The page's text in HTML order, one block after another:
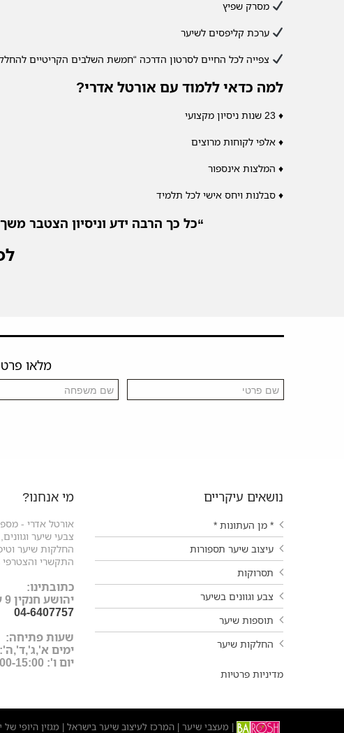
מסרק שפיץ
ערכת קליפסים לשיער
צפייה לכל החיים לסרטון הדרכה “חמשת השלבים הקריטיים
למה כדאי ללמוד עם אורטל אדרי?
♦ 23 שנות ניסיון מקצועי
♦ אלפי לקוחות מרוצים
♦ המלצות אינספור
♦ סבלנות ויחס אישי לכל תלמיד
“כל כך הרבה ידע וניסיון הצטבר
מלאו
מי אנחנו?
אורטל אדרי -
צבעי שיער
החלקות שיער
התקשרי והצטרפי
כתובתינו:
יהושע חנקין 9 עפולה טלפון:
04-6407757
שעות פתיחה:
ימים א',ג',ד',ה': 10:00-20:00
יום ו': 9:00-15:00
נושאים עיקריים
* מן העתונות *
עיצוב שיער תספורות
תסרוקות
צבע וגוונים בשיער
תוספות שיער
החלקות שיער
מדיניות פרטיות
מעצבי שיער המרכז לעיצוב שיער בישראל מגזין היופי